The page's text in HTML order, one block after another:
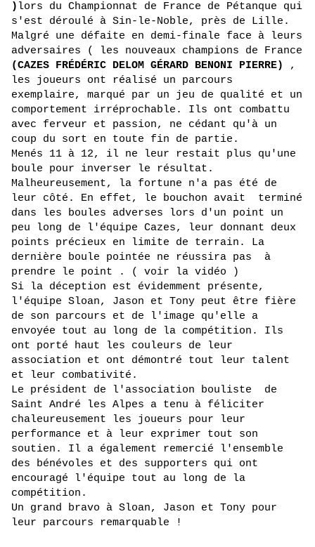
) lors du Championnat de France de Pétanque qui
s'est déroulé à Sin-le-Noble, près de Lille.
Malgré une défaite en demi-finale face à leurs
(CAZES FRÉDÉRIC DELOM GÉRARD BENONI PIERRE)
,
les joueurs ont réalisé un parcours
exemplaire, marqué par un jeu de qualité et un
comportement irréprochable. Ils ont combattu
avec ferveur et passion, ne cédant qu'à un
coup du sort en toute fin de partie.
Menés 11 à 12, il ne leur restait plus qu'une
boule pour inverser le résultat.
Malheureusement, la fortune n'a pas été de
leur côté. En effet, le bouchon avait  terminé
dans les boules adverses lors d'un point un
peu long de l'équipe Cazes, leur donnant deux
points précieux en limite de terrain. La
dernière boule pointée ne réussira pas  à
prendre le point . ( voir la vidéo )
Si la déception est évidemment présente,
l'équipe Sloan, Jason et Tony peut être fière
de son parcours et de l'image qu'elle a
envoyée tout au long de la compétition. Ils
ont porté haut les couleurs de leur
association et ont démontré tout leur talent
et leur combativité.
Le président de l'association bouliste  de
Saint André les Alpes a tenu à féliciter
chaleureusement les joueurs pour leur
performance et à leur exprimer tout son
soutien. Il a également remercié l'ensemble
des bénévoles et des supporters qui ont
encouragé l'équipe tout au long de la
compétition.
Un grand bravo à Sloan, Jason et Tony pour
leur parcours remarquable !